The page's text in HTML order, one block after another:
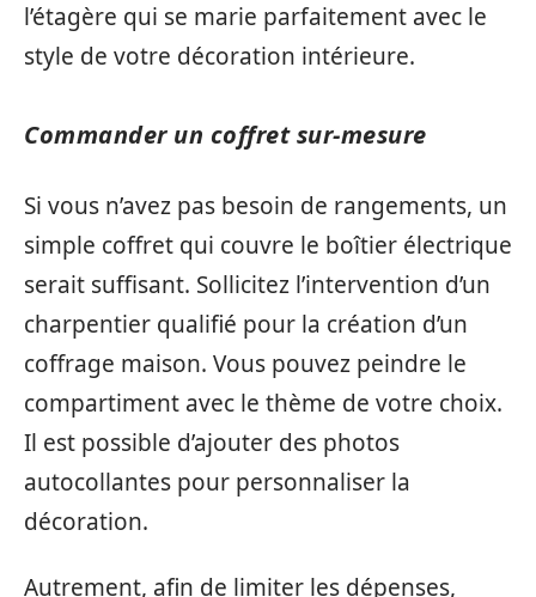
l’étagère qui se marie parfaitement avec le
style de votre décoration intérieure.
Commander un coffret sur-mesure
Si vous n’avez pas besoin de rangements, un
simple coffret qui couvre le boîtier électrique
serait suffisant. Sollicitez l’intervention d’un
charpentier qualifié pour la création d’un
coffrage maison. Vous pouvez peindre le
compartiment avec le thème de votre choix.
Il est possible d’ajouter des photos
autocollantes pour personnaliser la
décoration.
Autrement, afin de limiter les dépenses,